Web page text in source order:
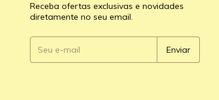
Receba ofertas exclusivas e novidades
diretamente no seu email.